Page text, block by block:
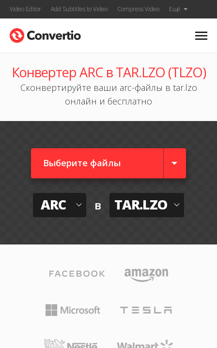
Video Editor Add Subtitles to Video Compress Video Ещё
Конвертер ARC в TAR.LZO (TLZO)
Сконвертируйте ваши arc-файлы в tar.lzo
онлайн и бесплатно
Выберите файлы
ARC в TAR.LZO